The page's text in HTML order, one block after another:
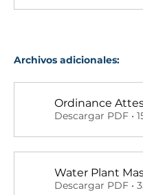
Archivos adicionales:
Ordinance
Descargar PDF •
Water Plant
Descargar PDF •